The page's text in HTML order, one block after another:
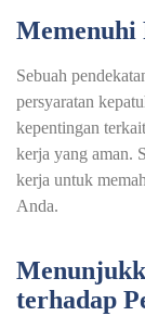
Memenuhi
Sebuah
persyaratan
kepentingan
kerja yang aman.
kerja untuk
Anda.
terhadap